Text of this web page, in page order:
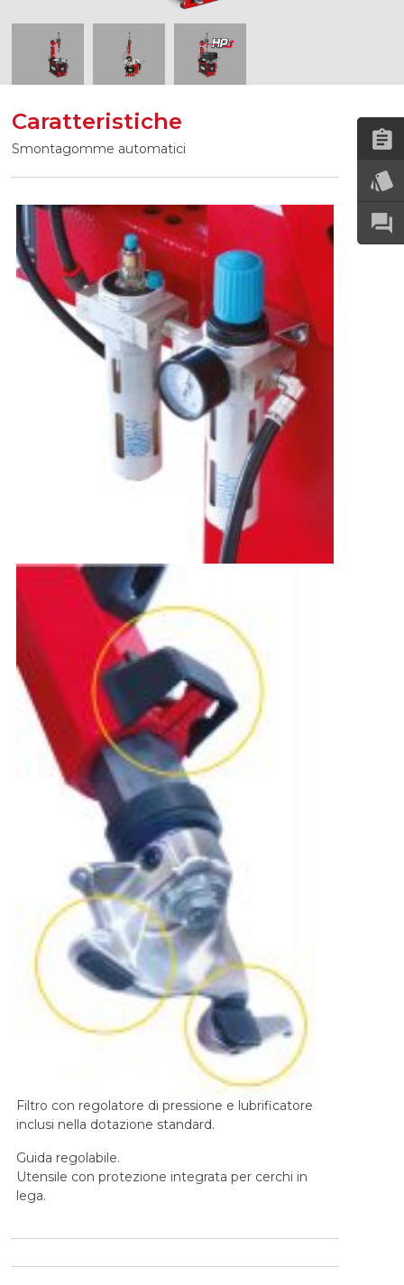
Caratteristiche
Smontagomme automatici
Filtro con regolatore di pressione e lubrificatore
inclusi nella dotazione standard.
Guida regolabile.
Utensile con protezione integrata per cerchi in
lega.